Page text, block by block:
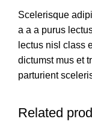
Scelerisque
a a a purus
lectus nisl class
dictumst mus et
parturient
Related